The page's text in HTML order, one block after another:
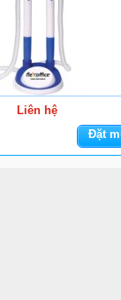
Liên hệ
Đặt